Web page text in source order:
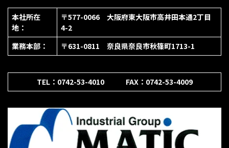
本社所在
地：
〒577-0066 大阪府東大阪市高井田本通2丁目
4-2
業務本部：
〒631-0811 奈良県奈良市秋篠町1713-1
TEL：0742-53-4010 FAX：0742-53-4009